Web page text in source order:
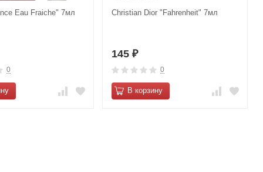
Eau Fraiche" 7мл
0
Christian Dior "Fahrenheit" 7мл
145 ₽
0
В корзину